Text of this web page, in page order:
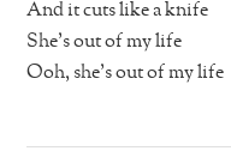
And it cuts like a knife
She’s out of my life
Ooh, she’s out of my life